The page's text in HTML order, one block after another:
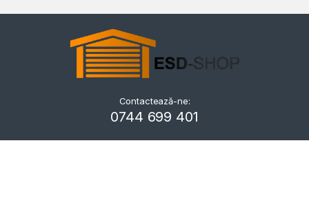
Kriszta
Typically replies within a day
Contactează-ne:
0744 699 401